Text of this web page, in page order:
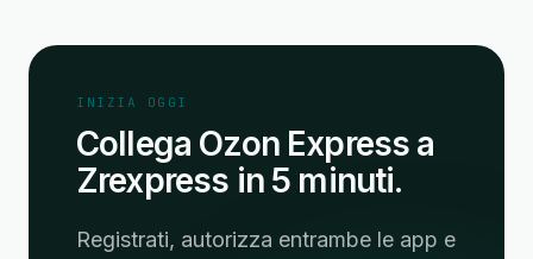
INIZIA OGGI
Collega Ozon Express a
Zrexpress in 5 minuti.
Registrati, autorizza entrambe le app e